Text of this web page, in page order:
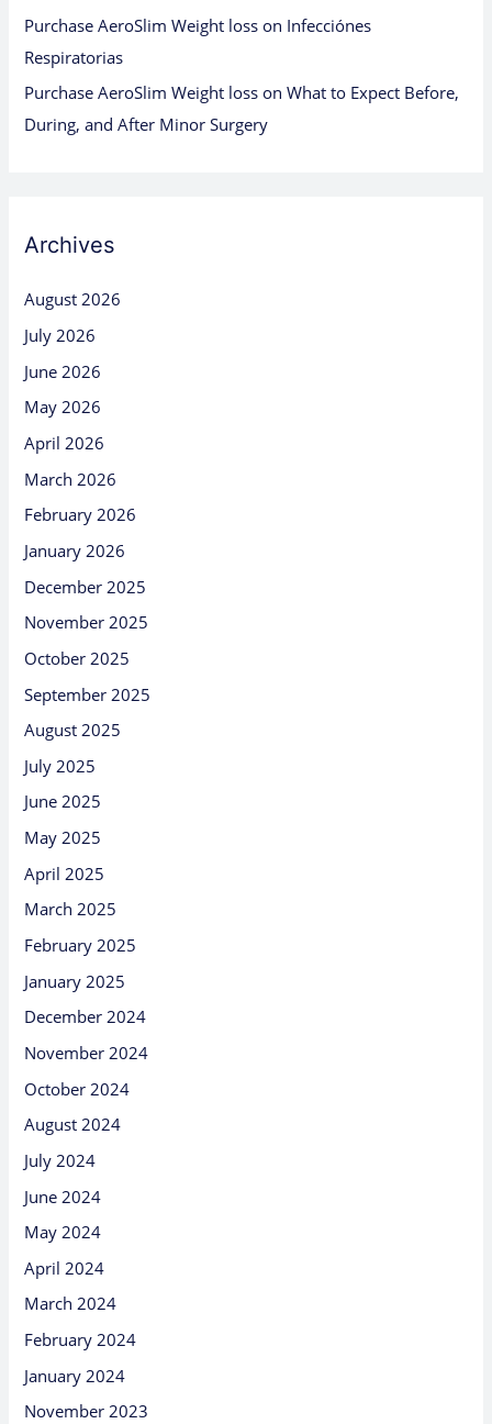
Purchase AeroSlim Weight loss on Infecciónes
Respiratorias
Purchase AeroSlim Weight loss onWhat to Expect Before,
During, and After Minor Surgery
Archives
August 2026
July 2026
June 2026
May 2026
April 2026
March 2026
February 2026
January 2026
December 2025
November 2025
October 2025
September 2025
August 2025
July 2025
June 2025
May 2025
April 2025
March 2025
February 2025
January 2025
December 2024
November 2024
October 2024
August 2024
July 2024
June 2024
May 2024
April 2024
March 2024
February 2024
January 2024
November 2023